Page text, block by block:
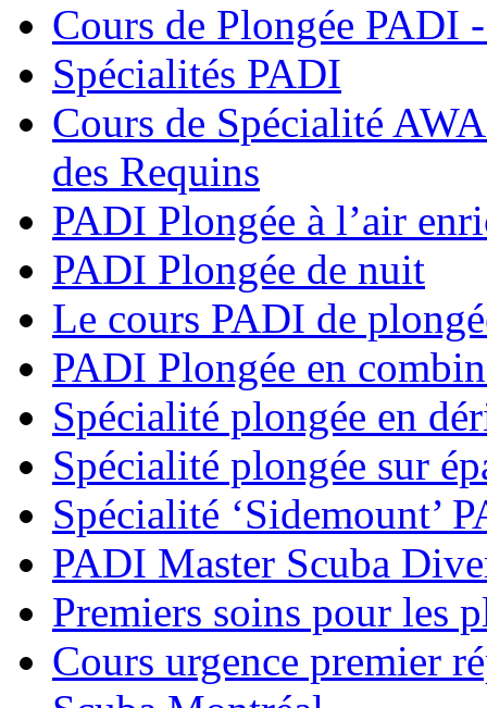
Cours de Plongée PADI
Spécialités PADI
Cours de Spécialité
des Requins
PADI Plongée à l’air
PADI Plongée de nuit
Le cours PADI de
PADI Plongée en
Spécialité plongée en
Spécialité plongée sur
Spécialité ‘Sidemount’
PADI Master Scuba
Premiers soins pour les
Cours urgence premier